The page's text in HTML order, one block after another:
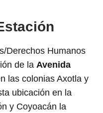
Derechos Humanos
de la Avenida
las colonias Axotla y
ubicación en la
y Coyoacán la